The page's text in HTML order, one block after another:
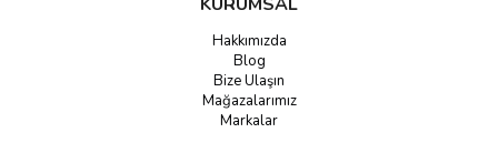
Hakkımızda
Blog
Bize Ulaşın
Mağazalarımız
Markalar